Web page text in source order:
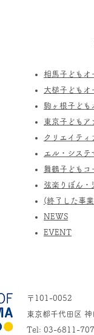
相馬子どもオ
大槌子どもオ
駒ヶ根子ども
東京子どもア
クリエイティ
エル・システ
舞鶴子どもコ
弦楽りぼん・
(終了した事
​NEWS
​EVENT
〒101-0052
東京都千代田区
Tel: 03-6811-